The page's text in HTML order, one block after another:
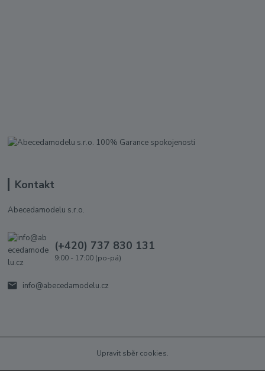
Kontakt
Abecedamodelu s.r.o.
(+420) 737 830 131
9:00 - 17:00 (po-pá)
info@abecedamodelu.cz
Upravit sběr cookies.